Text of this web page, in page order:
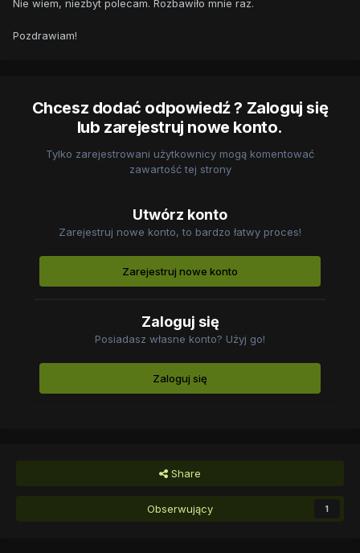
Nie wiem, niezbyt polecam. Rozbawiło mnie raz.
Pozdrawiam!
Chcesz dodać odpowiedź ? Zaloguj się
lub zarejestruj nowe konto.
Tylko zarejestrowani użytkownicy mogą komentować
zawartość tej strony
Utwórz konto
Zarejestruj nowe konto, to bardzo łatwy proces!
Zarejestruj nowe konto
Zaloguj się
Posiadasz własne konto? Użyj go!
Zaloguj się
Share
Obserwujący 1